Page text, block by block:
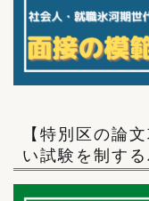
【特別区の論
い試験を制す